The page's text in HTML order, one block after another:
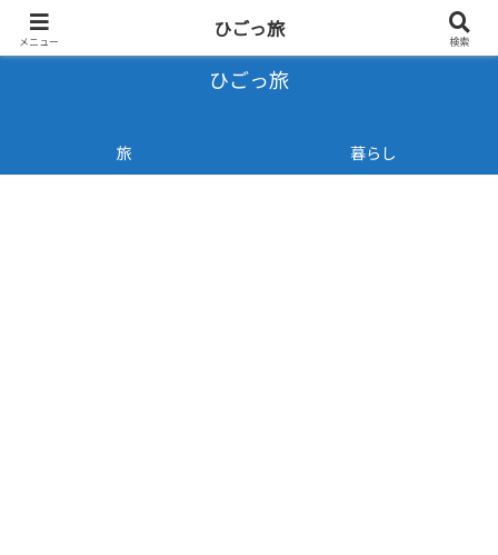
- 旅と暮らしのブログ -
ひごっ旅
旅 暮らし
メニュー
ひごっ旅
検索